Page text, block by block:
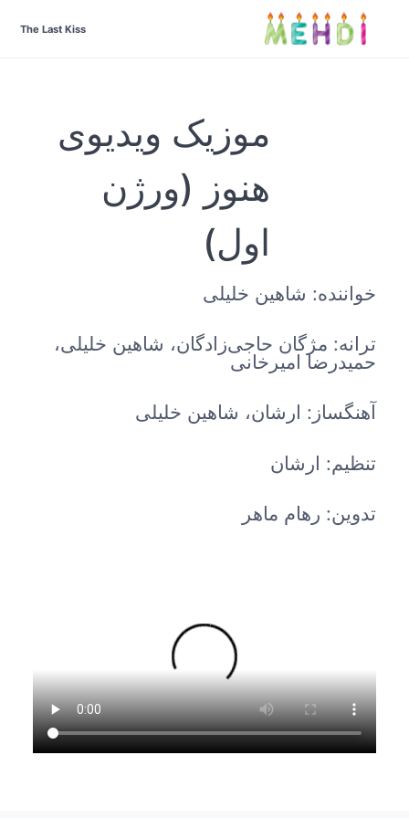
The Last Kiss
موزیک ویدیوی
هنوز (ورژن
اول)
خواننده: شاهین خلیلی
ترانه: مژگان حاجی‌زادگان، شاهین خلیلی،
حمیدرضا امیرخانی
آهنگساز: ارشان، شاهین خلیلی
تنظیم: ارشان
تدوین: رهام ماهر